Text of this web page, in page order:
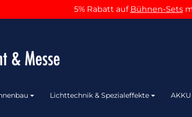
5% Rabatt auf Bühnen-Sets
Lichttechnik & Spezialeffekte